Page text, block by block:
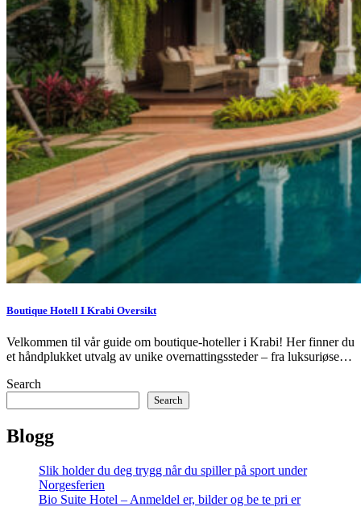
Boutique Hotell I Krabi Oversikt
Velkommen til vår guide om boutique-hoteller i Krabi! Her finner du
et håndplukket utvalg av unike overnattingssteder – fra luksuriøse…
Search
Search
Blogg
Slik holder du deg trygg når du spiller på sport under
Norgesferien
Bio Suite Hotel – Anmeldel er, bilder og be te pri er